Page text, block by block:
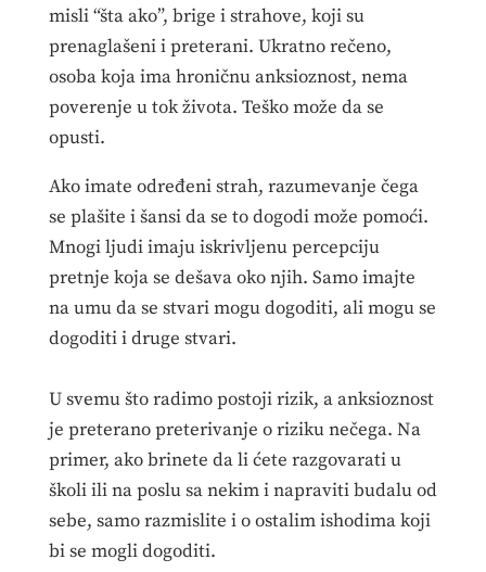
misli “šta ako”, brige i strahove, koji su
prenaglašeni i preterani. Ukratno rečeno,
osoba koja ima hroničnu anksioznost, nema
poverenje u tok života. Teško može da se
opusti.
Ako imate određeni strah, razumevanje čega
se plašite i šansi da se to dogodi može pomoći.
Mnogi ljudi imaju iskrivljenu percepciju
pretnje koja se dešava oko njih. Samo imajte
na umu da se stvari mogu dogoditi, ali mogu se
dogoditi i druge stvari.
U svemu što radimo postoji rizik, a anksioznost
je preterano preterivanje o riziku nečega. Na
primer, ako brinete da li ćete razgovarati u
školi ili na poslu sa nekim i napraviti budalu od
sebe, samo razmislite i o ostalim ishodima koji
bi se mogli dogoditi.